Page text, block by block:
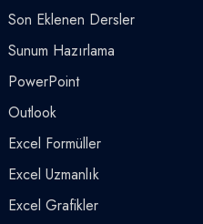
Son Eklenen Dersler
Sunum Hazırlama
PowerPoint
Outlook
Excel Formüller
Excel Uzmanlık
Excel Grafikler